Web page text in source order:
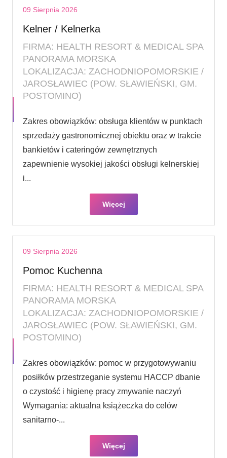
09 Sierpnia 2026
Kelner / Kelnerka
FIRMA: HEALTH RESORT & MEDICAL SPA
PANORAMA MORSKA
LOKALIZACJA: ZACHODNIOPOMORSKIE /
JAROSŁAWIEC (POW. SŁAWIEŃSKI, GM.
POSTOMINO)
Zakres obowiązków: obsługa klientów w punktach
sprzedaży gastronomicznej obiektu oraz w trakcie
bankietów i cateringów zewnętrznych
zapewnienie wysokiej jakości obsługi kelnerskiej
i...
Więcej
09 Sierpnia 2026
Pomoc Kuchenna
FIRMA: HEALTH RESORT & MEDICAL SPA
PANORAMA MORSKA
LOKALIZACJA: ZACHODNIOPOMORSKIE /
JAROSŁAWIEC (POW. SŁAWIEŃSKI, GM.
POSTOMINO)
Zakres obowiązków: pomoc w przygotowywaniu
posiłków przestrzeganie systemu HACCP dbanie
o czystość i higienę pracy zmywanie naczyń
Wymagania: aktualna książeczka do celów
sanitarno-...
Więcej